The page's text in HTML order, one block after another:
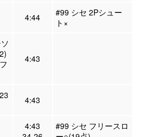
4:44
#99 シセ 2Pシュー
ト×
4:43
4:43
4:43
#99 シセ フリースロ